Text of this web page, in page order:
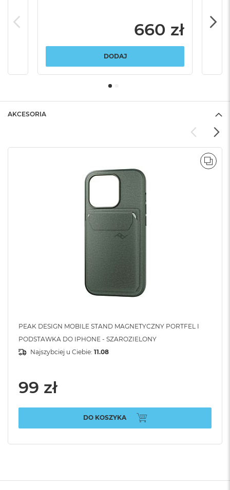
660 zł
DODAJ
AKCESORIA
PEAK DESIGN MOBILE STAND MAGNETYCZNY PORTFEL I
PODSTAWKA DO IPHONE - SZAROZIELONY
Najszybciej u Ciebie: 11.08
99 zł
DO KOSZYKA